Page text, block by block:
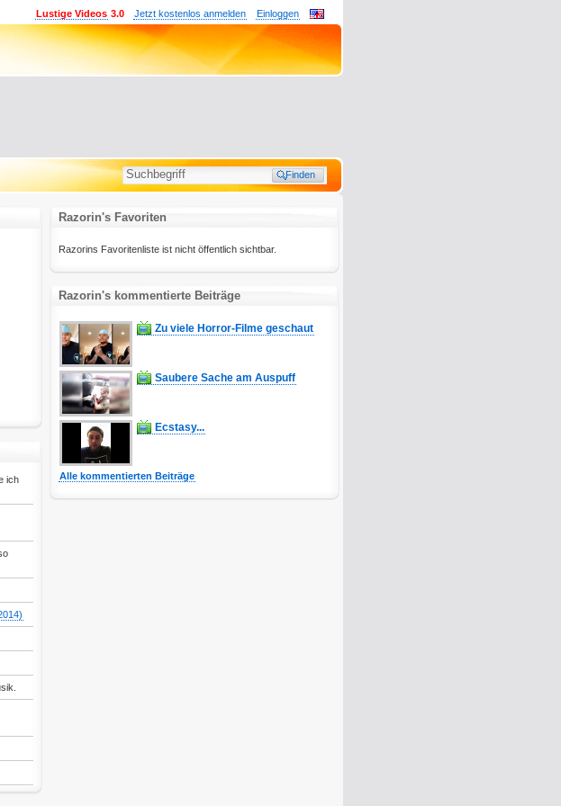
Einloggen
Jetzt kostenlos anmelden
Lustige Videos 3.0
ich
Razorin's Favoriten
Razorins Favoritenliste ist nicht öffentlich sichtbar.
Razorin's kommentierte Beiträge
Zu viele Horror-Filme geschaut
Saubere Sache am Auspuff
Ecstasy...
Alle kommentierten Beiträge